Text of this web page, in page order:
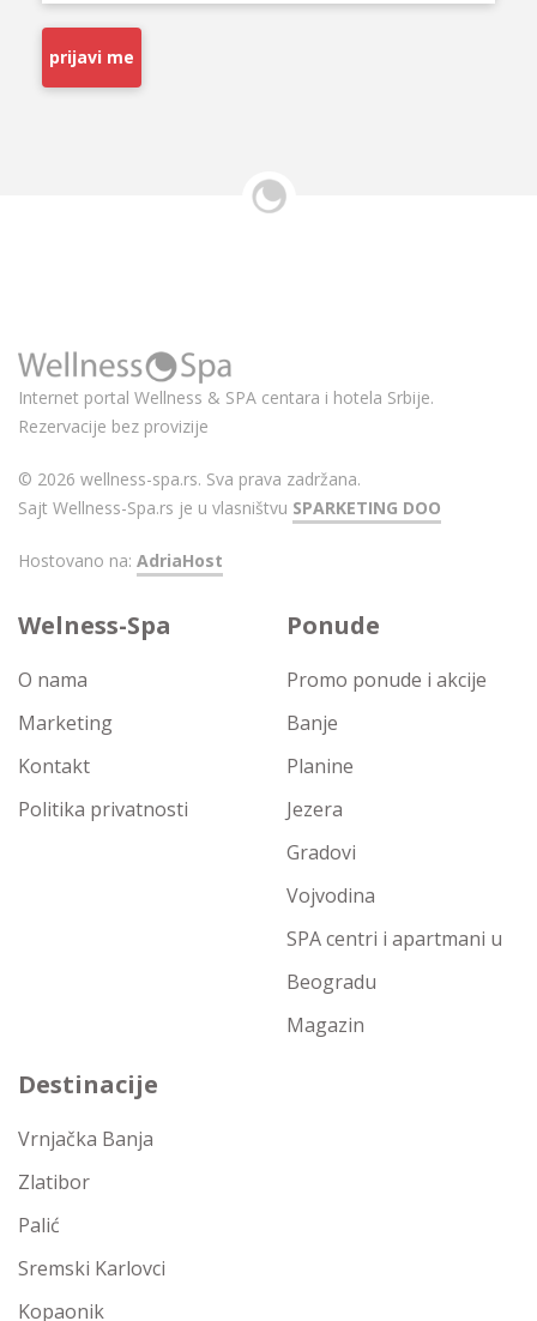
prijavi me
Internet portal Wellness & SPA centara i hotela Srbije.
Rezervacije bez provizije
© 2026 wellness-spa.rs. Sva prava zadržana.
Sajt Wellness-Spa.rs je u vlasništvu SPARKETING DOO
Hostovano na: AdriaHost
Welness-Spa
O nama
Marketing
Kontakt
Politika privatnosti
Ponude
Promo ponude i akcije
Banje
Planine
Jezera
Gradovi
Vojvodina
SPA centri i apartmani u
Beogradu
Magazin
Destinacije
Vrnjačka Banja
Zlatibor
Palić
Sremski Karlovci
Kopaonik